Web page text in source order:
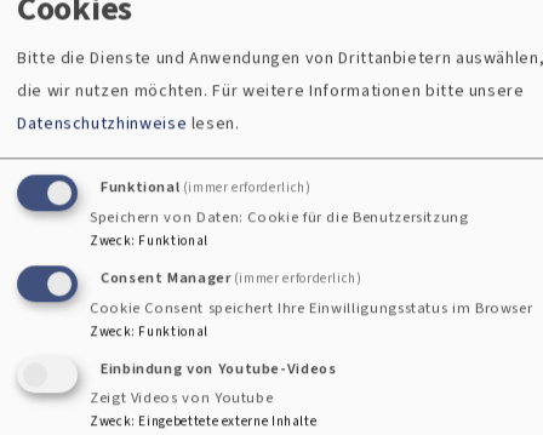
Kirche ist Gemeinschaft.
Kirche bringt Menschen zusammen – im Glauben, im Leben,
muss, wo wir einander zuhören, füreinander da sind und
gemeinsam feiern. In der Vielfalt der Menschen spiegelt sich
und Glaubende, Zweifelnde und Hoffende. Kirche ist
Gemeinschaft – weil sie verbindet, was im Alltag oft
Bitte die Dienste und Anwendungen von Drittanbietern
die wir nutzen möchten.Für weitere Informationen bitte unsere
Datenschutzhinweise lesen.
Funktional (immer erforderlich)
Speichern von Daten: Cookie für die Benutzersitzung
Zweck: Funktional
Consent Manager (immer erforderlich)
Cookie Consent speichert Ihre Einwilligungsstatus im Browser
Zweck: Funktional
Einbindung von Youtube-Videos
Zeigt Videos von Youtube
Zweck: Eingebettete externe Inhalte